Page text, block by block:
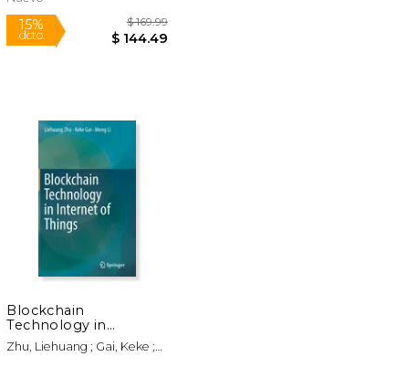
$ 249.99
$ 212.49
Blockchain
Technology in
Internet of Things (en
Inglés)
Zhu, Liehuang ; Gai, Keke ;